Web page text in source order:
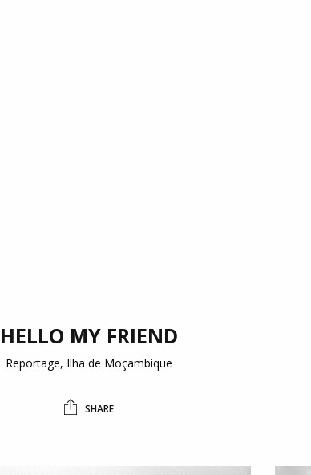
HELLO MY FRIEND
Reportage, Ilha de Moçambique
SHARE